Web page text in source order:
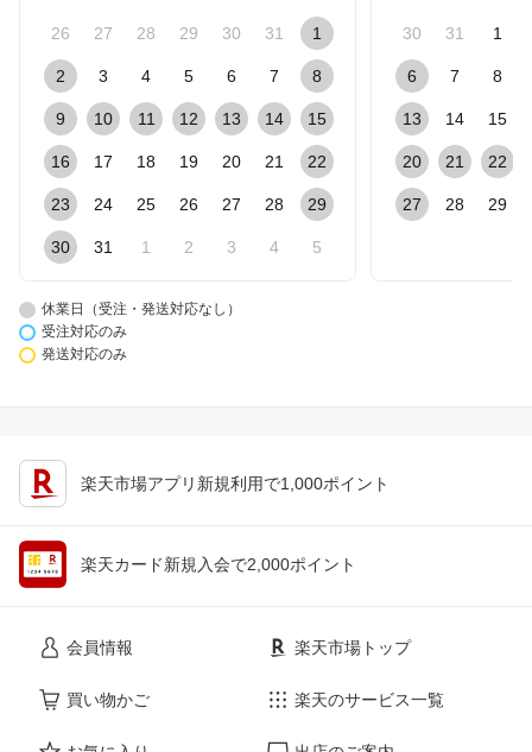
26 27 28 29 30 31 1
2 3 4 5 6 7 8
9 10 11 12 13 14 15
16 17 18 19 20 21 22
23 24 25 26 27 28 29
30 31 1 2 3 4 5
30 31 1
6 7 8
13 14 15
20 21 22
27 28 29
休業日（受注・発送対応なし）
受注対応のみ
発送対応のみ
楽天市場アプリ新規利用で1,000ポイント
楽天カード新規入会で2,000ポイント
会員情報
買い物かご
楽天市場トップ
楽天のサービス一覧